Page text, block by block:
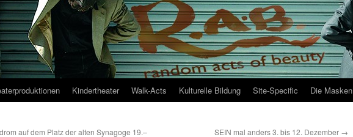
Kindertheater Walk-Acts Kulturelle Bildung Site-Specific Die Masken
auf dem Platz der alten Synagoge 19.–
SEIN mal anders 3. bis 12. Dezember →